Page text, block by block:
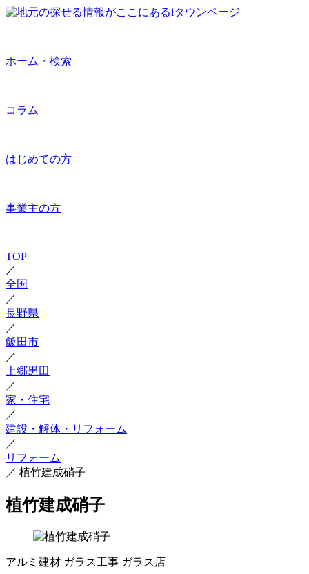
ホーム・検索
コラム
はじめての方
事業主の方
TOP
／
全国
／
長野県
／
飯田市
／
上郷黒田
／
家・住宅
／
建設・解体・リフォーム
／
リフォーム
／ 植竹建成硝子
植竹建成硝子
アルミ建材 ガラス工事 ガラス店